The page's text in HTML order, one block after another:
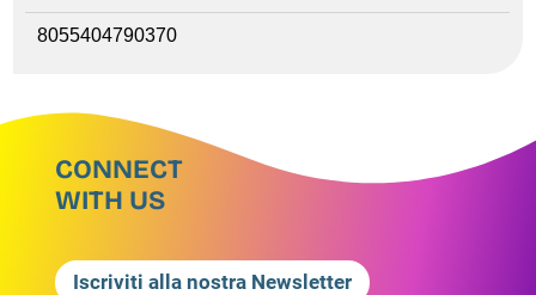
8055404790370
CONNECT
WITH US
Iscriviti alla nostra Newsletter